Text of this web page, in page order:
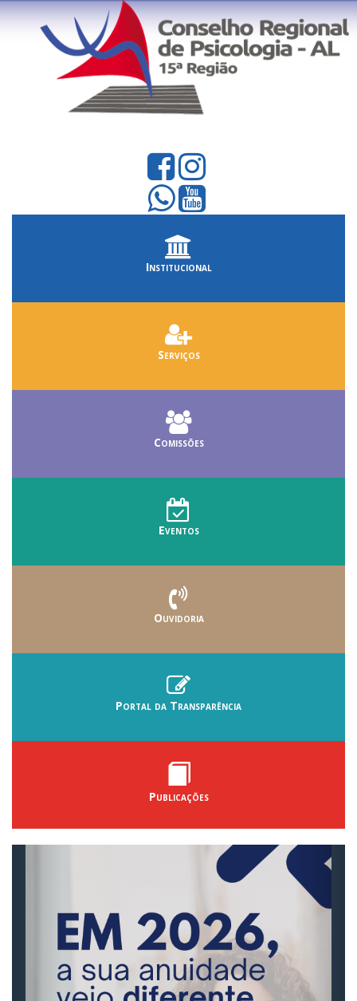
Institucional
Serviços
Comissões
Eventos
Ouvidoria
Portal da Transparência
Publicações